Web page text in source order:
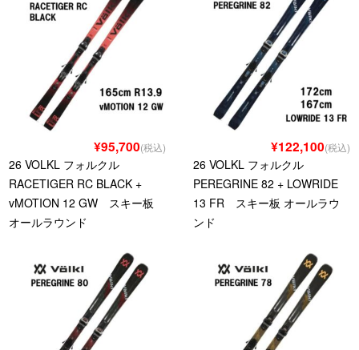
¥95,700(税込)
26 VOLKL フォルクル
RACETIGER RC BLACK +
vMOTION 12 GW スキー板
オールラウンド
¥122,100(税込)
26 VOLKL フォルクル
PEREGRINE 82 + LOWRIDE
13 FR スキー板 オールラウ
ンド